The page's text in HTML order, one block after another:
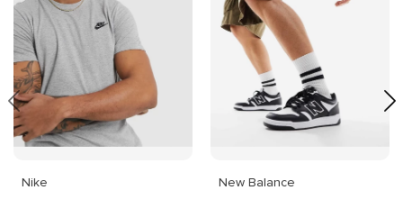
Nike New Balance